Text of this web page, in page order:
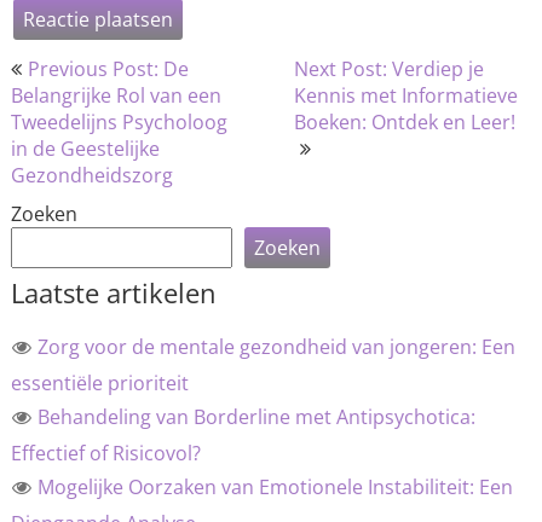
Bericht
navigatie
Previous Post: De
Belangrijke Rol van een
Tweedelijns Psycholoog
in de Geestelijke
Gezondheidszorg
Next Post: Verdiep je
Kennis met Informatieve
Boeken: Ontdek en Leer!
Zoeken
Zoeken
Laatste artikelen
Zorg voor de mentale gezondheid van jongeren: Een
essentiële prioriteit
Behandeling van Borderline met Antipsychotica:
Effectief of Risicovol?
Mogelijke Oorzaken van Emotionele Instabiliteit: Een